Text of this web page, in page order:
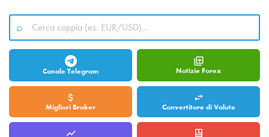
Canale Telegram Notizie Forex
Migliori Broker Convertitore di Valute